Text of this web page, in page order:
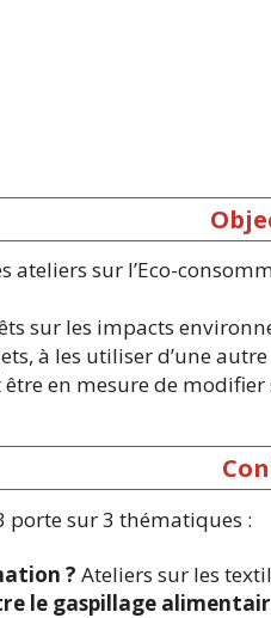
ateliers sur l’Eco-
sur les impacts
à les utiliser d’une
en mesure de modifier
porte sur 3 thématiques :
? Ateliers sur les
le gaspillage